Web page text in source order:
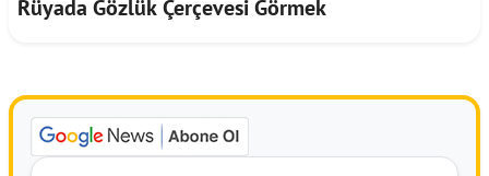
Rüyada Gözlük Çerçevesi Görmek